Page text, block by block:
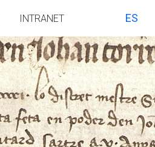
INTRANET ES